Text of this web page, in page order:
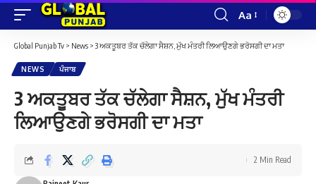
Font
Resizer
Aa
Global Punjab Tv > News > 3 ਅਕਤੂਬਰ ਤੱਕ ਚੱਲੇਗਾ ਸੈਸ਼ਨ, ਮੁੱਖ ਮੰਤਰੀ ਲਿਆਉਣਗੇ ਭਰੋਸਗੀ ਦਾ ਮਤਾ
NEWS ਪੰਜਾਬ
3 ਅਕਤੂਬਰ ਤੱਕ ਚੱਲੇਗਾ ਸੈਸ਼ਨ, ਮੁੱਖ ਮੰਤਰੀ
ਲਿਆਉਣਗੇ ਭਰੋਸਗੀ ਦਾ ਮਤਾ
2 Min Read